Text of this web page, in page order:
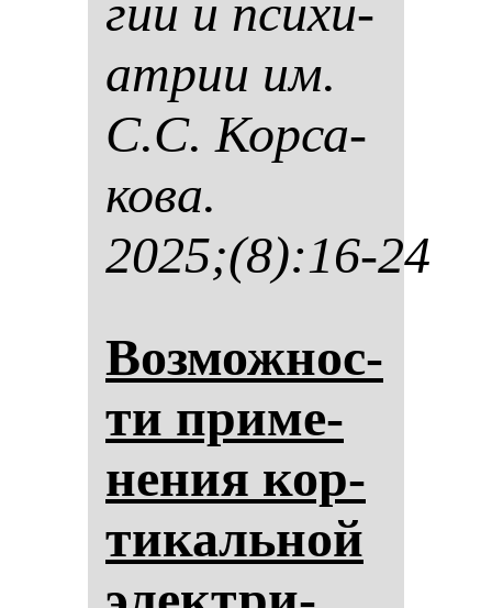
гии и пси­хи­
ат­рии им.
С.С. Кор­са­
ко­ва.
2025;(8):16-24
Воз­мож­нос­
ти при­ме­
не­ния кор­
ти­каль­ной